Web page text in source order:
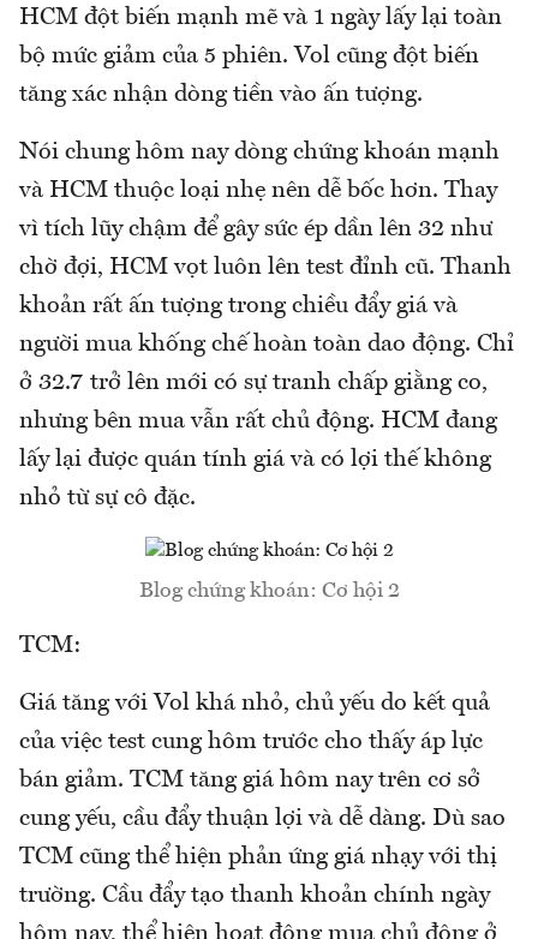
HCM đột biến mạnh mẽ và 1 ngày lấy lại toàn
bộ mức giảm của 5 phiên. Vol cũng đột biến
tăng xác nhận dòng tiền vào ấn tượng.
Nói chung hôm nay dòng chứng khoán mạnh
và HCM thuộc loại nhẹ nên dễ bốc hơn. Thay
vì tích lũy chậm để gây sức ép dần lên 32 như
chờ đợi, HCM vọt luôn lên test đỉnh cũ. Thanh
khoản rất ấn tượng trong chiều đẩy giá và
người mua khống chế hoàn toàn dao động. Chỉ
ở 32.7 trở lên mới có sự tranh chấp giằng co,
nhưng bên mua vẫn rất chủ động. HCM đang
lấy lại được quán tính giá và có lợi thế không
nhỏ từ sự cô đặc.
Blog chứng khoán: Cơ hội 2
TCM:
Giá tăng với Vol khá nhỏ, chủ yếu do kết quả
của việc test cung hôm trước cho thấy áp lực
bán giảm. TCM tăng giá hôm nay trên cơ sở
cung yếu, cầu đẩy thuận lợi và dễ dàng. Dù sao
TCM cũng thể hiện phản ứng giá nhạy với thị
trường. Cầu đẩy tạo thanh khoản chính ngày
hôm nay, thể hiện hoạt động mua chủ động ở